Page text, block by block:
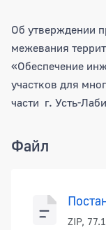
Об утверждении
межевания
«Обеспечение
участков для
части г. Усть-
Файл
ZIP,